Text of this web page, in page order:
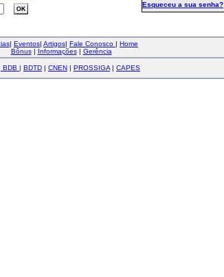
Esqueceu a sua senha?
| Eventos| Artigos| Fale Conosco | Home
Bônus| Informações| Gerência
BDB | BDTD | CNEN | PROSSIGA | CAPES